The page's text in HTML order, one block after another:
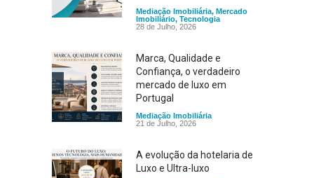
Mediação Imobiliária, Mercado
Imobiliário, Tecnologia
28 de Julho, 2026
Marca, Qualidade e
Confiança, o verdadeiro
mercado de luxo em
Portugal
Mediação Imobiliária
21 de Julho, 2026
A evolução da hotelaria de
Luxo e Ultra-luxo